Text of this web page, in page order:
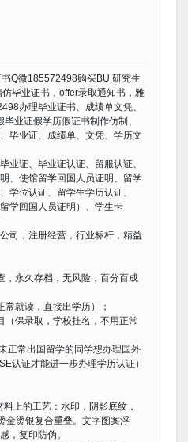
Q微185572498购买BU 研究生
毕业证书，offer录取通知书，雅
办理毕业证书、成绩单文凭、
业证假学历假证书制作仿制、
毕业证、成绩单、文凭、学历文
业证、毕业证认证、留服认证、
、使馆留学回国人员证明、留学
学位认证、留学生学历认证、
学回国人员证明）、学生卡
司，注册经营，行业标杆，精益
，永久存档，无风险，百分百成
就读，直接出学历）；
（保录取，学校挂名，不用正常
正常出国留学的同学想办理国外
认证才能进一步办理学历认证）
上的工艺：水印，阴影底纹，
金烫银复合重叠。文字图案浮
，复印防伪。